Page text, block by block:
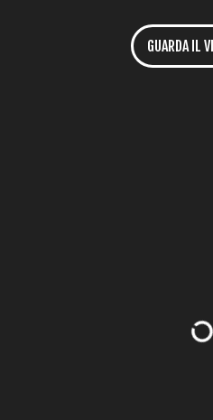
GUARDA IL